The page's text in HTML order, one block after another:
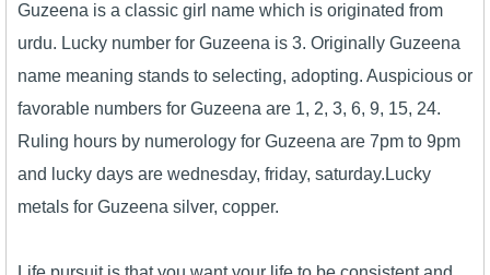
Guzeena is a classic girl name which is originated from
urdu. Lucky number for Guzeena is 3. Originally Guzeena
name meaning stands to selecting, adopting. Auspicious or
favorable numbers for Guzeena are 1, 2, 3, 6, 9, 15, 24.
Ruling hours by numerology for Guzeena are 7pm to 9pm
and lucky days are wednesday, friday, saturday.Lucky
metals for Guzeena silver, copper.